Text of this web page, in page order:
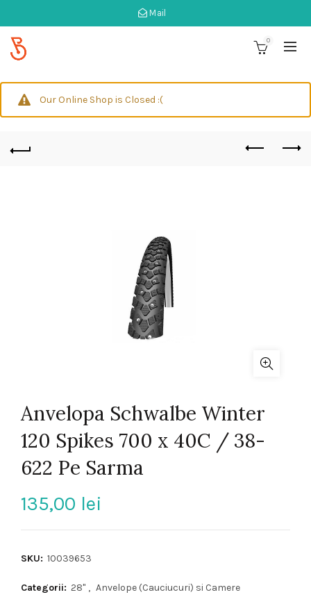
Mail
0
Our Online Shop is Closed :(
Anvelopa Schwalbe Winter
120 Spikes 700 x 40C / 38-
622 Pe Sarma
135,00 lei
SKU: 10039653
Categorii: 28" , Anvelope (Cauciucuri) si Camere